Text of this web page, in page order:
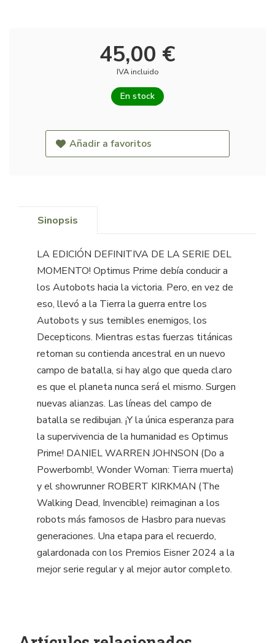
45,00 €
IVA incluido
En stock
Añadir a favoritos
Sinopsis
LA EDICIÓN DEFINITIVA DE LA SERIE DEL
MOMENTO! Optimus Prime debía conducir a
los Autobots hacia la victoria. Pero, en vez de
eso, llevó a la Tierra la guerra entre los
Autobots y sus temibles enemigos, los
Decepticons. Mientras estas fuerzas titánicas
retoman su contienda ancestral en un nuevo
campo de batalla, si hay algo que queda claro
es que el planeta nunca será el mismo. Surgen
nuevas alianzas. Las líneas del campo de
batalla se redibujan. ¡Y la única esperanza para
la supervivencia de la humanidad es Optimus
Prime! DANIEL WARREN JOHNSON (Do a
Powerbomb!, Wonder Woman: Tierra muerta)
y el showrunner ROBERT KIRKMAN (The
Walking Dead, Invencible) reimaginan a los
robots más famosos de Hasbro para nuevas
generaciones. Una etapa para el recuerdo,
galardonada con los Premios Eisner 2024 a la
mejor serie regular y al mejor autor completo.